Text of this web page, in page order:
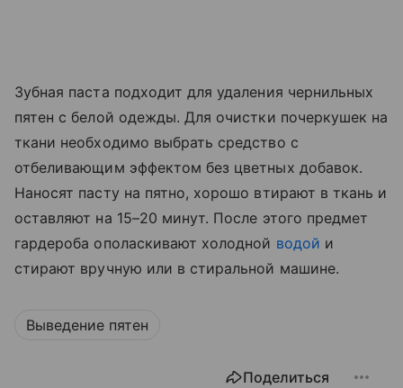
Зубная паста подходит для удаления чернильных
пятен с белой одежды. Для очистки почеркушек на
ткани необходимо выбрать средство с
отбеливающим эффектом без цветных добавок.
Наносят пасту на пятно, хорошо втирают в ткань и
оставляют на 15–20 минут. После этого предмет
гардероба ополаскивают холодной водой и
стирают вручную или в стиральной машине.
Выведение пятен
Поделиться